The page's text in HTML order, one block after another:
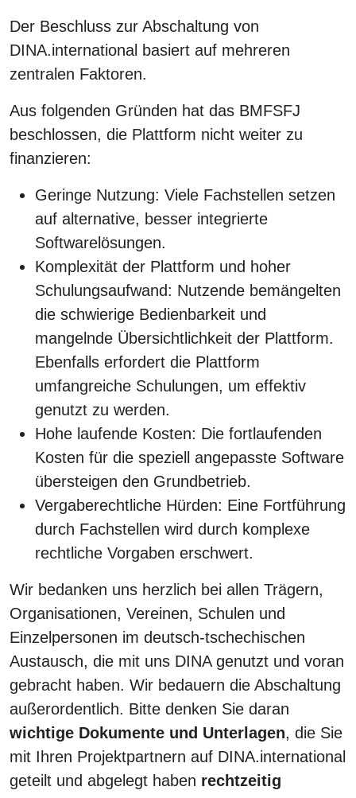
Der Beschluss zur Abschaltung von
DINA.international basiert auf mehreren
zentralen Faktoren.
Aus folgenden Gründen hat das BMFSFJ
beschlossen, die Plattform nicht weiter zu
finanzieren:
Geringe Nutzung: Viele Fachstellen setzen
auf alternative, besser integrierte
Softwarelösungen.
Komplexität der Plattform und hoher
Schulungsaufwand: Nutzende bemängelten
die schwierige Bedienbarkeit und
mangelnde Übersichtlichkeit der Plattform.
Ebenfalls erfordert die Plattform
umfangreiche Schulungen, um effektiv
genutzt zu werden.
Hohe laufende Kosten: Die fortlaufenden
Kosten für die speziell angepasste Software
übersteigen den Grundbetrieb.
Vergaberechtliche Hürden: Eine Fortführung
durch Fachstellen wird durch komplexe
rechtliche Vorgaben erschwert.
Wir bedanken uns herzlich bei allen Trägern,
Organisationen, Vereinen, Schulen und
Einzelpersonen im deutsch-tschechischen
Austausch, die mit uns DINA genutzt und voran
gebracht haben. Wir bedauern die Abschaltung
außerordentlich. Bitte denken Sie daran
wichtige Dokumente und Unterlagen, die Sie
mit Ihren Projektpartnern auf DINA.international
geteilt und abgelegt haben rechtzeitig